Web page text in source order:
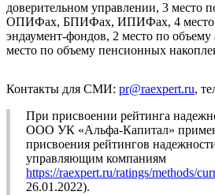
доверительном управлении, 3 место
ОПИФах, БПИФах, ИПИФах, 4 место
эндаумент-фондов, 2 место по
место по объему пенсионных
Контакты для СМИ: pr@raexpert.ru,
При присвоении рейтинга
ООО УК «Альфа-Капитал»
присвоения рейтингов
управляющим компаниям
https://raexpert.ru/ratings/methods/
26.01.2022).